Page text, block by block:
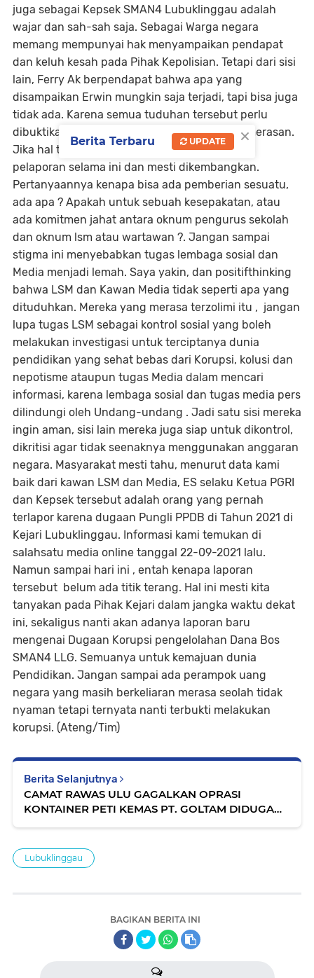
juga sebagai Kepsek SMAN4 Lubuklinggau adalah
wajar dan sah-sah saja. Sebagai Warga negara
memang mempunyai hak menyampaikan pendapat
dan keluh kesah pada Pihak Kepolisian. Tetapi dari sisi
lain, Ferry Ak berpendapat bahwa apa yang
disampaikan Erwin mungkin saja terjadi, tapi bisa juga
tidak ada. Karena semua tuduhan tersebut perlu
dibuktikan jika memang bener ada terjadi pemerasan.
Jika hal tersebut benar adanya mestinya ada
pelaporan selama ini dan mesti dikembangkan.
Pertanyaannya kenapa bisa ada pemberian sesuatu,
ada apa ? Apakah untuk sebuah kesepakatan, atau
ada komitmen jahat antara oknum pengurus sekolah
dan oknum lsm atau wartawan ?. Jangan sampai
stigma ini menyebabkan tugas lembaga sosial dan
Media menjadi lemah. Saya yakin, dan positifthinking
bahwa LSM dan Kawan Media tidak seperti apa yang
dituduhkan. Mereka yang merasa terzolimi itu , jangan
lupa tugas LSM sebagai kontrol sosial yang boleh
melakukan investigasi untuk terciptanya dunia
pendidikan yang sehat bebas dari Korupsi, kolusi dan
nepotisme ataupun tugas Media dalam mencari
informasi, karena lembaga sosial dan tugas media pers
dilindungi oleh Undang-undang . Jadi satu sisi mereka
ingin aman, sisi lain mereka juga siap untuk dikontrol,
dikritisi agar tidak seenaknya menggunakan anggaran
negara. Masyarakat mesti tahu, menurut data kami
baik dari kawan LSM dan Media, ES selaku Ketua PGRI
dan Kepsek tersebut adalah orang yang pernah
terlapor karena dugaan Pungli PPDB di Tahun 2021 di
Kejari Lubuklinggau. Informasi kami temukan di
salahsatu media online tanggal 22-09-2021 lalu.
Namun sampai hari ini , entah kenapa laporan
tersebut belum ada titik terang. Hal ini mesti kita
tanyakan pada Pihak Kejari dalam jangka waktu dekat
ini, sekaligus nanti akan adanya laporan baru
mengenai Dugaan Korupsi pengelolahan Dana Bos
SMAN4 LLG. Semuanya untuk kemajuan dunia
Pendidikan. Jangan sampai ada perampok uang
negara yang masih berkeliaran merasa seolah tidak
nyaman tetapi ternyata nanti terbukti melakukan
korupsi. (Ateng/Tim)
Berita Selanjutnya
CAMAT RAWAS ULU GAGALKAN OPRASI
KONTAINER PETI KEMAS PT. GOLTAM DIDUGA
Lubuklinggau
BAGIKAN BERITA INI
×
Berita Terbaru UPDATE